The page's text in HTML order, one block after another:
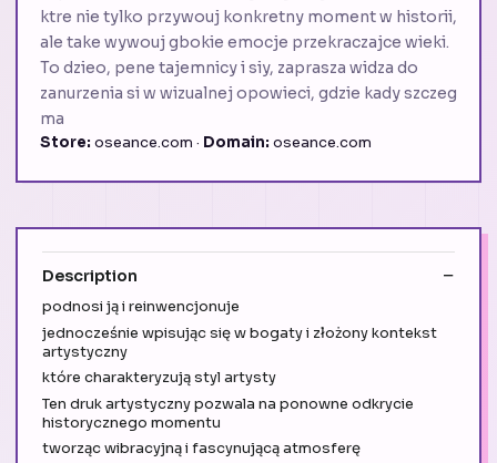
ktre nie tylko przywouj konkretny moment w historii,
ale take wywouj gbokie emocje przekraczajce wieki.
To dzieo, pene tajemnicy i siy, zaprasza widza do
zanurzenia si w wizualnej opowieci, gdzie kady szczeg
ma
Store: oseance.com · Domain: oseance.com
Description
podnosi ją i reinwencjonuje
jednocześnie wpisując się w bogaty i złożony kontekst
artystyczny
które charakteryzują styl artysty
Ten druk artystyczny pozwala na ponowne odkrycie
historycznego momentu
tworząc wibracyjną i fascynującą atmosferę